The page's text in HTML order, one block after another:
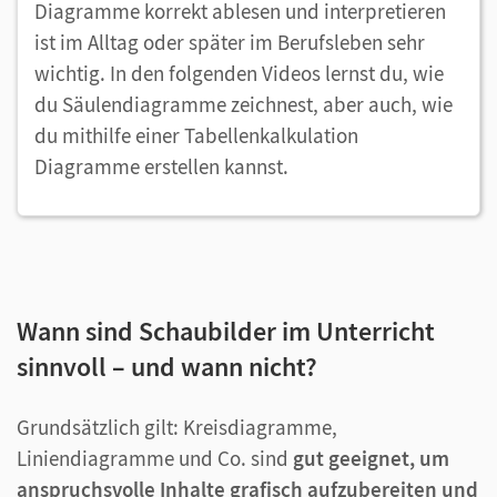
Diagramme korrekt ablesen und interpretieren
ist im Alltag oder später im Berufsleben sehr
wichtig. In den folgenden Videos lernst du, wie
du Säulendiagramme zeichnest, aber auch, wie
du mithilfe einer Tabellenkalkulation
Diagramme erstellen kannst.
Wann sind Schaubilder im Unterricht
sinnvoll – und wann nicht?
Grundsätzlich gilt: Kreisdiagramme,
Liniendiagramme und Co. sind gut geeignet, um
anspruchsvolle Inhalte grafisch aufzubereiten und